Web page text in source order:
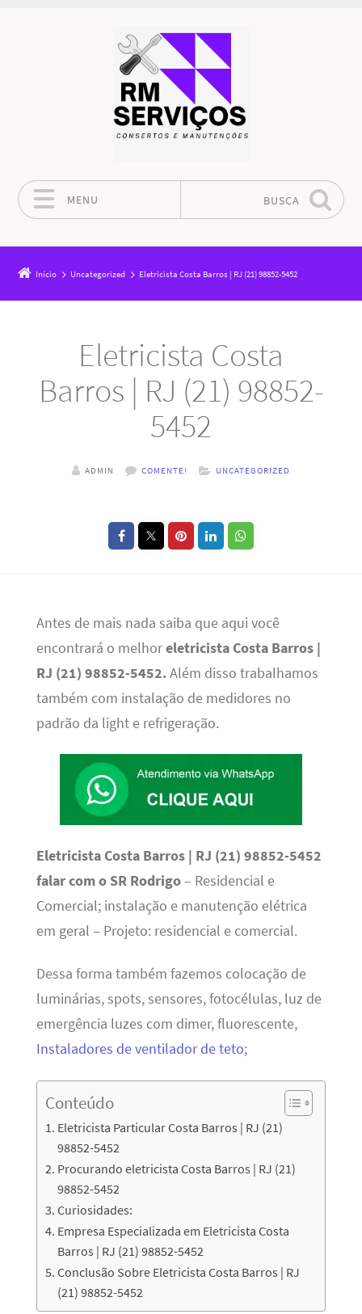
MENU BUSCA
Início Uncategorized Eletricista Costa Barros | RJ (21) 98852-5452
Eletricista Costa
Barros | RJ (21) 98852-
5452
ADMIN COMENTE! UNCATEGORIZED
Antes de mais nada saiba que aqui você
encontrará o melhoreletricista Costa Barros |
RJ (21) 98852-5452.Além disso trabalhamos
também com instalação de medidores no
padrão da light e refrigeração.
Eletricista Costa Barros | RJ (21) 98852-5452
falar com o SR Rodrigo– Residencial e
Comercial; instalação e manutenção elétrica
em geral – Projeto: residencial e comercial.
Dessa forma também fazemos colocação de
luminárias, spots, sensores, fotocélulas, luz de
emergência luzes com dimer, fluorescente,
Instaladores de ventilador de teto;
Conteúdo
Eletricista Particular Costa Barros | RJ (21)
98852-5452
Procurando eletricista Costa Barros | RJ (21)
98852-5452
Curiosidades:
Empresa Especializada em Eletricista Costa
Barros | RJ (21) 98852-5452
Conclusão Sobre Eletricista Costa Barros | RJ
(21) 98852-5452